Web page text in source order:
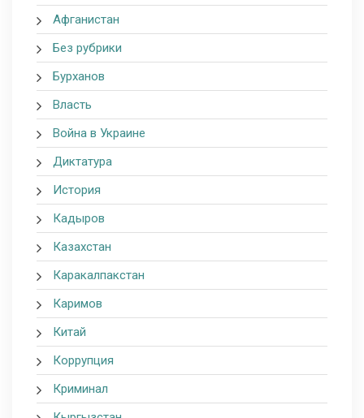
Афганистан
Без рубрики
Бурханов
Власть
Война в Украине
Диктатура
История
Кадыров
Казахстан
Каракалпакстан
Каримов
Китай
Коррупция
Криминал